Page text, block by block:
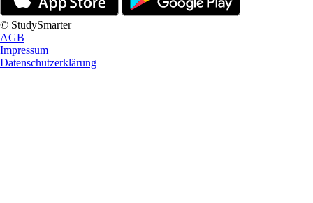
© StudySmarter
AGB
Impressum
Datenschutzerklärung